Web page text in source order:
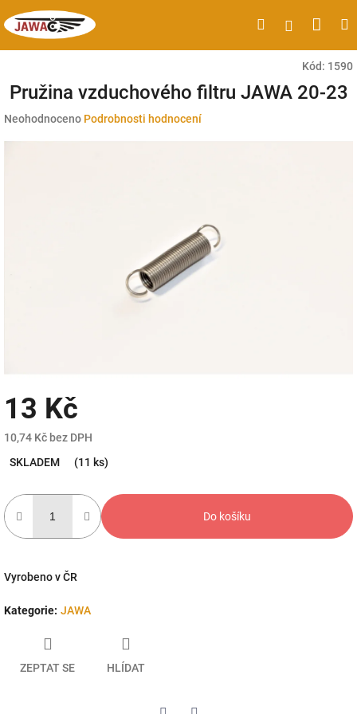
na
obsah
HledatPřihlášení
Kód: 1590
Pružina vzduchového filtru JAWA 20-23
Průměrné
Neohodnoceno Podrobnosti hodnocení
13 Kč
10,74 Kč bez DPH
cena:
SKLADEM (11 ks)
Do košíku
Vyrobeno v ČR
Kategorie: JAWA
ZEPTAT SE HLÍDAT